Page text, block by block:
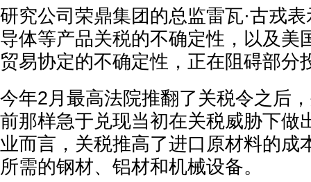
研究公司荣鼎集团的总监雷瓦·古戎
导体等产品关税的不确定性，以及美
贸易协定的不确定性，正在阻碍部分
今年2月最高法院推翻了关税令之后
前那样急于兑现当初在关税威胁下做
业而言，关税推高了进口原材料的成
所需的钢材、铝材和机械设备。